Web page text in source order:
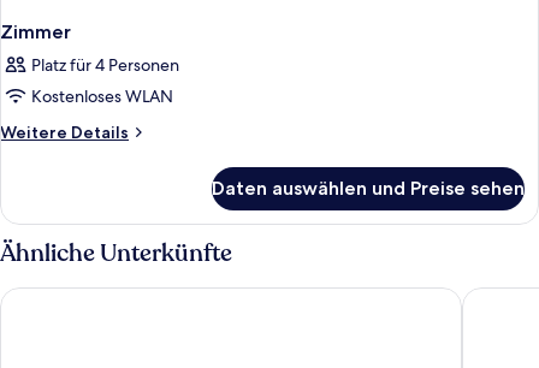
Zimmer
Platz für 4 Personen
Kostenloses WLAN
Weitere Details
Weitere
Daten auswählen und Preise sehen
Ähnliche Unterkünfte
Landhotel Alte Zollstation Hotel